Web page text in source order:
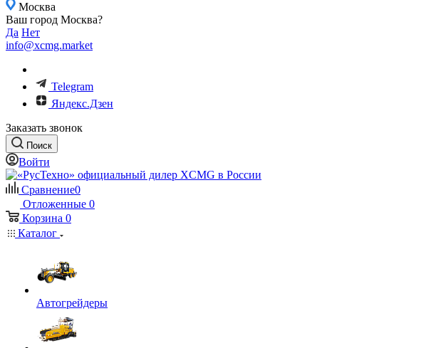
Москва
Ваш город Москва?
Да Нет
info@xcmg.market
Telegram
Яндекс.Дзен
Заказать звонок
Поиск
Войти
Сравнение0
Отложенные 0
Корзина 0
Каталог
Автогрейдеры